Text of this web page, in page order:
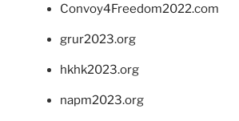
Convoy4Freedom2022.com
grur2023.org
hkhk2023.org
napm2023.org